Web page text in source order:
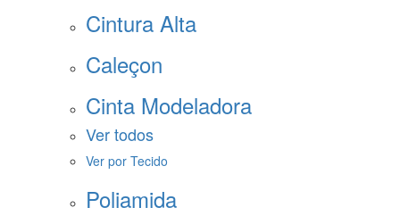
Cintura Alta
Caleçon
Cinta Modeladora
Ver todos
Ver por Tecido
Poliamida